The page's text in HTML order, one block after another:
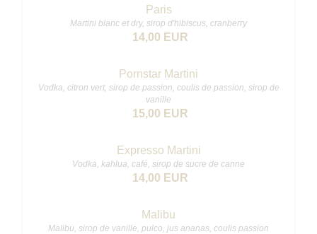
Paris
Martini blanc et dry, sirop d'hibiscus, cranberry
14,00 EUR
Pornstar Martini
Vodka, citron vert, sirop de passion, coulis de passion, sirop de
vanille
15,00 EUR
Expresso Martini
Vodka, kahlua, café, sirop de sucre de canne
14,00 EUR
Malibu
Malibu, sirop de vanille, pulco, jus ananas, coulis passion